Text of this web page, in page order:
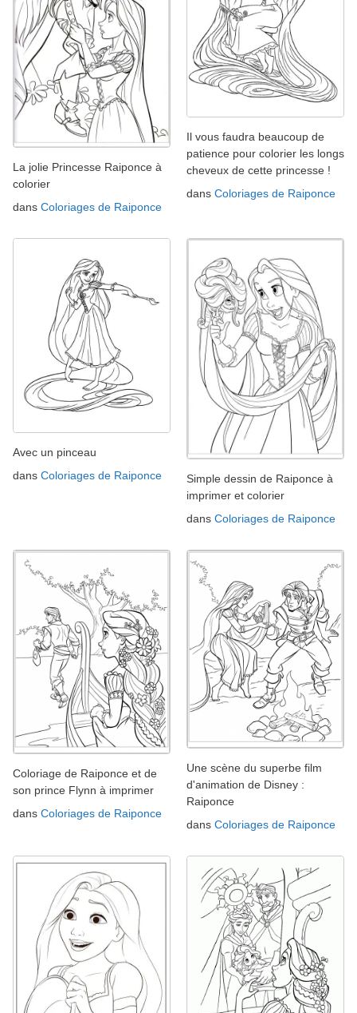
La jolie Princesse Raiponce à
colorier
dans Coloriages de Raiponce
Il vous faudra beaucoup de
patience pour colorier les longs
cheveux de cette princesse !
dans Coloriages de Raiponce
Avec un pinceau
dans Coloriages de Raiponce
Simple dessin de Raiponce à
imprimer et colorier
dans Coloriages de Raiponce
Coloriage de Raiponce et de
son prince Flynn à imprimer
dans Coloriages de Raiponce
Une scène du superbe film
d'animation de Disney :
Raiponce
dans Coloriages de Raiponce